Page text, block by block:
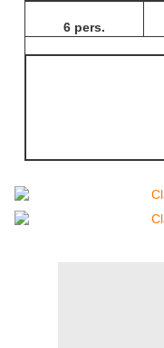
6 pers.